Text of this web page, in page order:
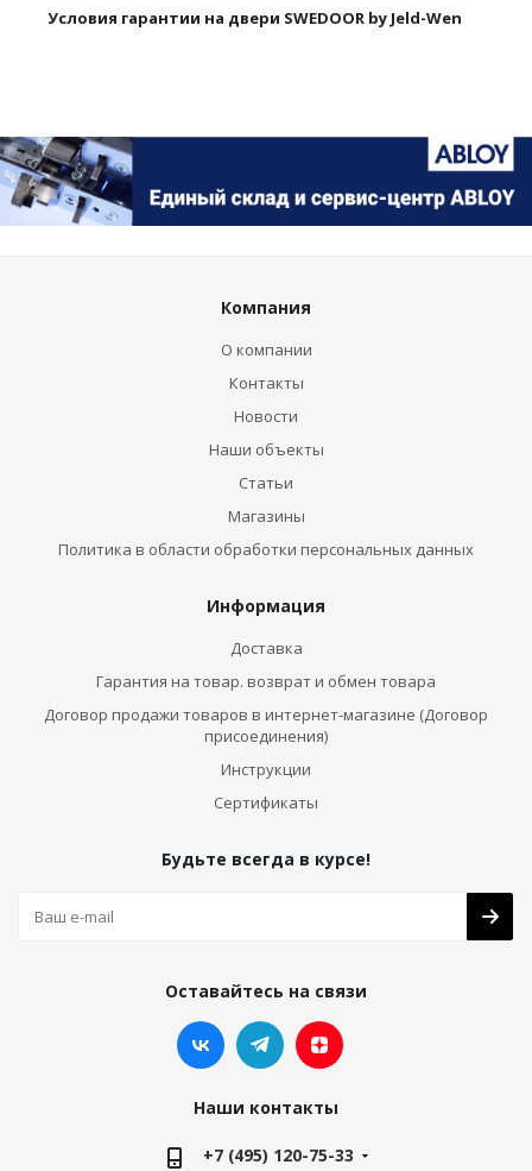
Условия гарантии на двери SWEDOOR by Jeld-Wen
Компания
О компании
Контакты
Новости
Наши объекты
Статьи
Магазины
Политика в области обработки персональных данных
Информация
Доставка
Гарантия на товар. возврат и обмен товара
Договор продажи товаров в интернет-магазине (Договор
присоединения)
Инструкции
Сертификаты
Будьте всегда в курсе!
Оставайтесь на связи
Наши контакты
+7 (495) 120-75-33